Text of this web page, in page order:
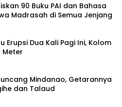
90 Buku PAI dan Bahasa
Madrasah di Semua Jenjang
Erupsi Dua Kali Pagi Ini, Kolom
Meter
Mindanao, Getarannya
dan Talaud